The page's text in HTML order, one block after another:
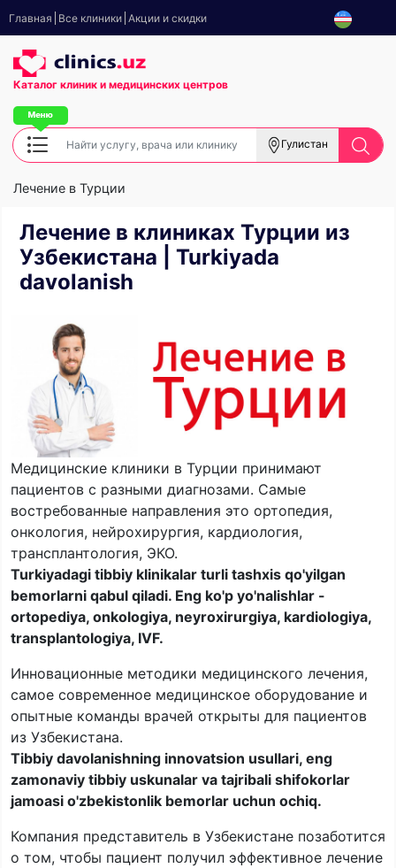
Главная Все клиники Акции и скидки
Каталог клиник и медицинских центров
Гулистан
Лечение в Турции
Лечение в клиниках Турции из
Узбекистана | Turkiyada
davolanish
Медицинские клиники в Турции принимают
пациентов с разными диагнозами. Самые
востребованные направления это ортопедия,
онкология, нейрохирургия, кардиология,
трансплантология, ЭКО.
Turkiyadagi tibbiy klinikalar turli tashxis qo'yilgan
bemorlarni qabul qiladi. Eng ko'p yo'nalishlar -
ortopediya, onkologiya, neyroxirurgiya, kardiologiya,
transplantologiya, IVF.
Инновационные методики медицинского лечения,
самое современное медицинское оборудование и
опытные команды врачей открыты для пациентов
из Узбекистана.
Tibbiy davolanishning innovatsion usullari, eng
zamonaviy tibbiy uskunalar va tajribali shifokorlar
jamoasi o'zbekistonlik bemorlar uchun ochiq.
Компания представитель в Узбекистане позаботится
о том, чтобы пациент получил эффективное лечение